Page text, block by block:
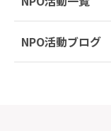
NPO活動ブログ